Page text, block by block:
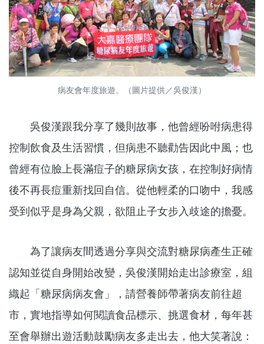
病友會年度旅遊。（圖片提供／吳俊漢）
吳俊漢跟我分享了幾則故事，他曾經吩咐病患得
控制飲食及生活習慣，但病患不聽勸告因此中風；也
曾經有位臉上長滿痘子的糖尿病女孩，在控制好病情
後不再長痘重新找回自信。從他輕柔的口吻中，我感
受到似乎是身為父親，欲阻止子女步入歧途的擔憂。
為了讓病友間透過分享與交流對糖尿病產生正確
認知並從自身開始改變，吳俊漢開始走出診療室，組
織起「糖尿病病友會」，請營養師帶著病友前往超
市，實地指導如何閱讀食品標示、挑選食材，每年甚
至會舉辦出遊活動鼓勵病友多走出去，他大笑著說：